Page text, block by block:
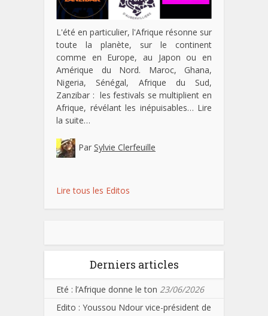
L'été en particulier, l'Afrique résonne sur
toute la planète, sur le continent
comme en Europe, au Japon ou en
Amérique du Nord. Maroc, Ghana,
Nigeria, Sénégal, Afrique du Sud,
Zanzibar : les festivals se multiplient en
Afrique, révélant les inépuisables… Lire
la suite…
Par Sylvie Clerfeuille
Lire tous les Editos
Derniers articles
Eté : l’Afrique donne le ton 23/06/2026
Edito : Youssou Ndour vice-président de